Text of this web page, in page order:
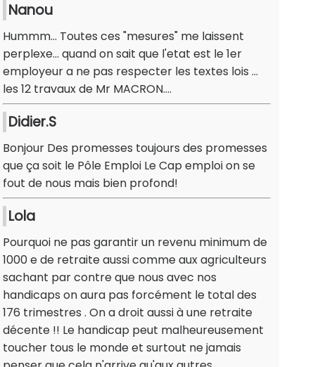
Nanou
Hummm... Toutes ces "mesures" me laissent
perplexe... quand on sait que l'etat est le 1er
employeur a ne pas respecter les textes lois ...
les 12 travaux de Mr MACRON....
Didier.S
Bonjour Des promesses toujours des promesses
que ça soit le Pôle Emploi Le Cap emploi on se
fout de nous mais bien profond!
Lola
Pourquoi ne pas garantir un revenu minimum de
1000 e de retraite aussi comme aux agriculteurs
sachant par contre que nous avec nos
handicaps on aura pas forcément le total des
176 trimestres . On a droit aussi à une retraite
décente !! Le handicap peut malheureusement
toucher tous le monde et surtout ne jamais